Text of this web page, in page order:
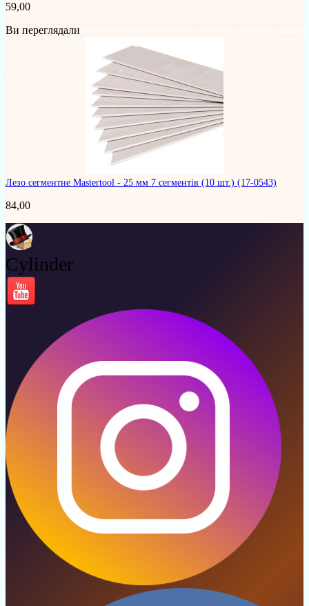
59,00
Ви переглядали
Лезо сегментне Mastertool - 25 мм 7 сегментів (10 шт.) (17-0543)
84,00
Cylinder